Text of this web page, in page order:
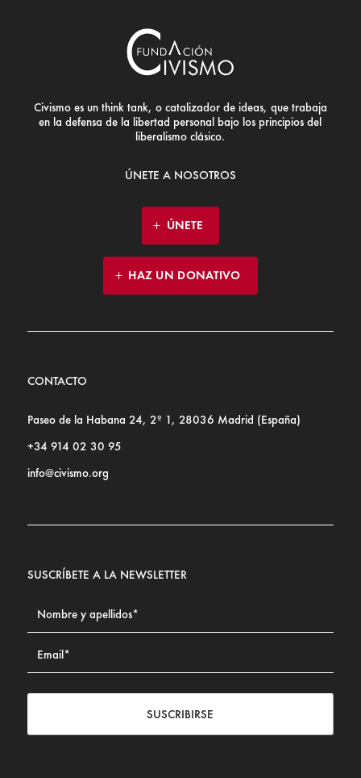
Civismo es un think tank, o catalizador de ideas, que trabaja
en la defensa de la libertad personal bajo los principios del
liberalismo clásico.
ÚNETE A NOSOTROS
ÚNETE
HAZ UN DONATIVO
CONTACTO
Paseo de la Habana 24, 2º 1, 28036 Madrid (España)
+34 914 02 30 95
info@civismo.org
SUSCRÍBETE A LA NEWSLETTER
SUSCRIBIRSE